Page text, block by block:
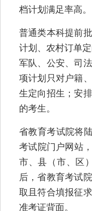
档计划满足率高。
普通类本科提前
计划、农村订单
军队、公安、司
项计划只对户籍
生定向招生；安
的考生。
省教育考试院将
考试院门户网站
市、县（市、区
后，省教育考试
取且符合填报征
准考证背面。